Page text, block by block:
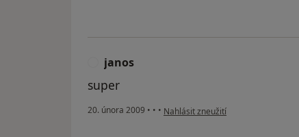
janos
super
20. února 2009 • • • podle názoru uživatele janos
Nahlásit zneužití